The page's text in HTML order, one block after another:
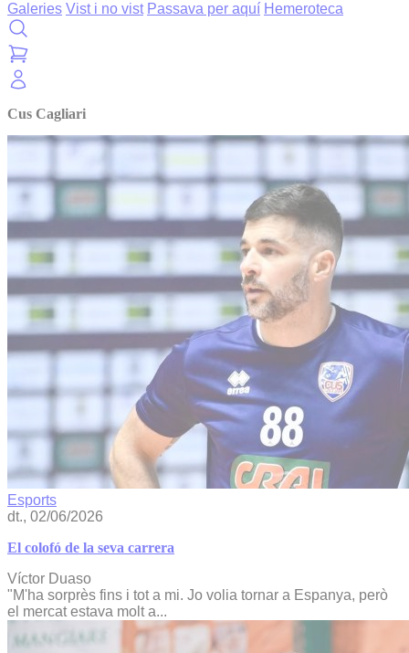
Galeries Vist i no vist Passava per aquí Hemeroteca
Cus Cagliari
Esports
dt., 02/06/2026
El colofó de la seva carrera
Víctor Duaso
"M'ha sorprès fins i tot a mi. Jo volia tornar a Espanya, però
el mercat estava molt a...